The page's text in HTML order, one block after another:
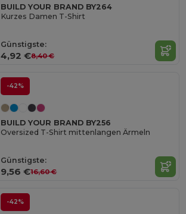
BUILD YOUR BRAND BY264
Kurzes Damen T-Shirt
Günstigste:
4,92 €8,40 €
-42%
BUILD YOUR BRAND BY256
Oversized T-Shirt mittenlangen Ärmeln
Günstigste:
9,56 €16,60 €
-42%